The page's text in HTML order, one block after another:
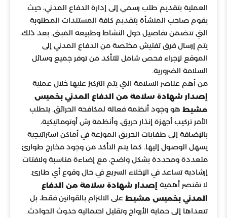
العملية بتقديم طلب رسمي إلى إدارة الدفاع المدني، حيث
يقوم صاحب المنشأة بتقديم كافة المستندات المطلوبة
التي تتضمن تفاصيل حول النشاط وطبيعة المبنى. بعد ذلك،
يتم إرسال فرق تفتيش مختصة من الدفاع المدني إلى
الموقع لإجراء فحص شامل للتأكد من توفر جميع وسائل
السلامة الضرورية.
من أهم عناصر السلامة التي يتم التركيز عليها خلال عملية
إصدار شهادة سلامة من الدفاع المدني بخميس
مشيط هو وجود أنظمة فعالة لمكافحة الحرائق. يتطلب
الأمر تركيب أجهزة إنذار حريق، وأنظمة رش أوتوماتيكية،
بالإضافة إلى طفايات الحريق الموزعة في أماكن استراتيجية
يسهل الوصول إليها. كما يتم التأكد من وجود مخارج طوارئ
متعددة ومحددة بشكل واضح، مع إضاءة مناسبة ولافتات
إرشادية تساعد في الإخلاء السريع في حال وقوع أي طارئ.
لا تقتصر أهمية إصدار شهادة سلامة من الدفاع
المدني بخميس مشيط على الالتزام بالقوانين فقط، بل
تتعداها إلى حماية الأرواح وتقليل احتمالية حدوث الحوادث.